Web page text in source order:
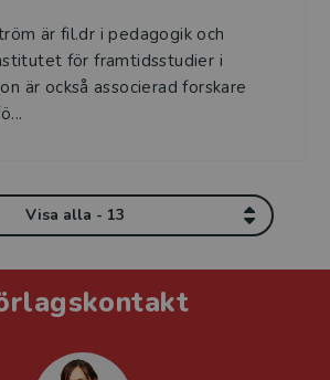
är fil.dr i pedagogik och
för framtidsstudier i
är också associerad forskare
Visa alla - 13